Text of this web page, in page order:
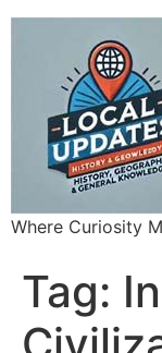
Where Curiosity
Tag: